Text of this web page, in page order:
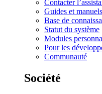
Contacter
Guides et manuels
Base de
Statut du système
Modules
Pour les
Communauté
Société